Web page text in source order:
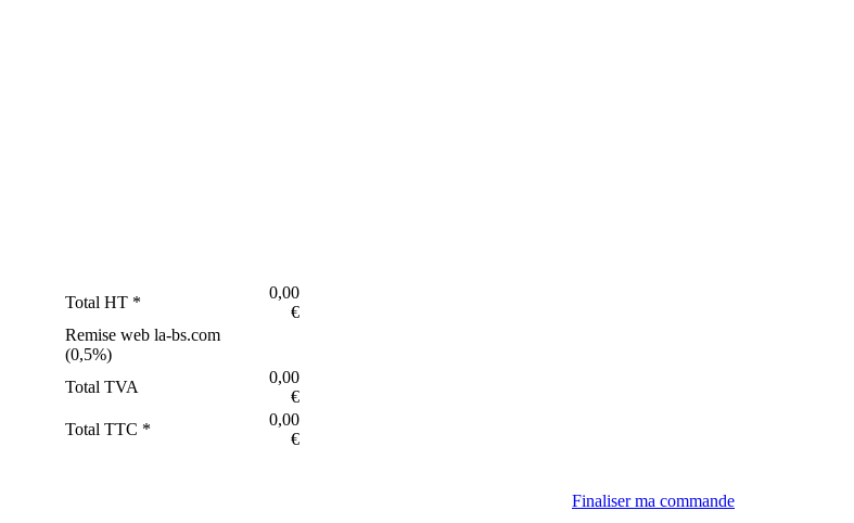
Total HT *
0,00
€
Remise web la-bs.com
(0,5%)
Total TVA
0,00
€
Total TTC *
0,00
€
Finaliser ma commande